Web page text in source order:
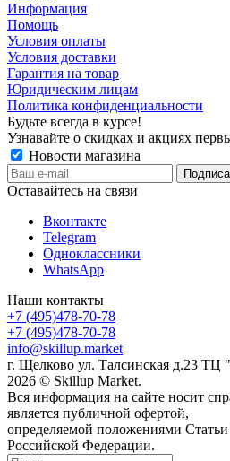
Информация
Помощь
Условия оплаты
Условия доставки
Гарантия на товар
Юридическим лицам
Политика конфиденциальности
Будьте всегда в курсе!
Узнавайте о скидках и акциях
Новости магазина
Оставайтесь на связи
Вконтакте
Telegram
Одноклассники
WhatsApp
Наши контакты
+7 (495)478-70-78
+7 (495)478-70-78
info@skillup.market
г. Щелково ул. Талсинская д.23 ТЦ
2026 © Skillup Market.
Вся информация на сайте носит
является публичной офертой,
определяемой положениями Статьи
Российской Федерации.